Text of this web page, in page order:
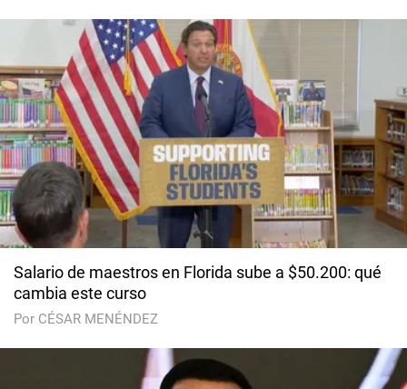
Salario de maestros en Florida sube a $50.200: qué
cambia este curso
Por CÉSAR MENÉNDEZ